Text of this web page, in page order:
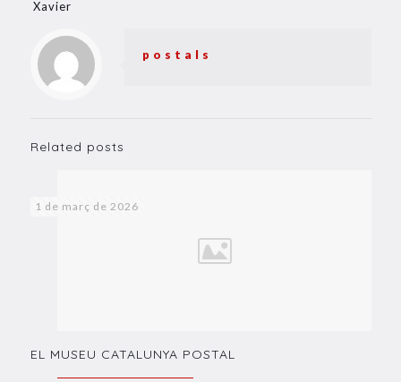
Xavier
postals
Related posts
1 de març de 2026
EL MUSEU CATALUNYA POSTAL